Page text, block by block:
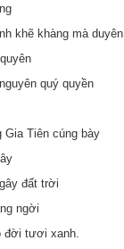
khẽ khàng mà duyên
quý quyền
Gia Tiên cúng bày
đất trời
ngời
đời tươi xanh.